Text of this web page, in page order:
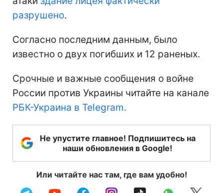
разрушено.
Согласно последним данным, было
известно о двух погибших и 12 раненых.
Срочные и важные сообщения о войне
России против Украины читайте на канале
РБК-Украина в Telegram.
Не упустите главное! Подпишитесь на
наши обновления в Google!
Или читайте нас там, где вам удобно!